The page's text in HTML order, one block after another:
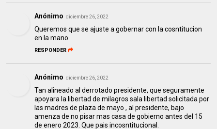
Anónimo diciembre 26, 2022
Queremos que se ajuste a gobernar con la cosntitucion
en la mano.
RESPONDER
Anónimo diciembre 26, 2022
Tan alineado al derrotado presidente, que seguramente
apoyara la libertad de milagros sala libertad solicitada por
las madres de plaza de mayo , al presidente, bajo
amenza de no pisar mas casa de gobierno antes del 15
de enero 2023. Que pais incosntitucional.